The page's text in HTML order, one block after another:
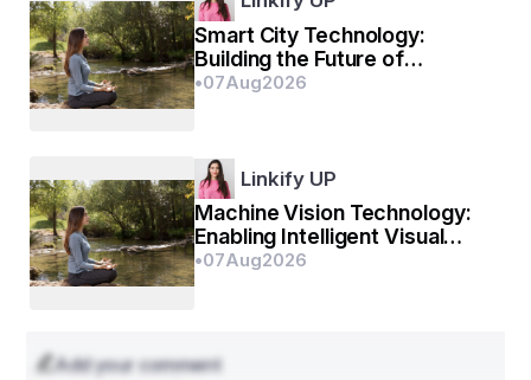
ଆଉଥରେ
ଆଖି କୋଣରୁ ଜକେଇଥିବା
ଅମାନିଆ ଦୁଇ ବୁନ୍ଦା ଲୁହ ପୋଛିଲି
ମନରେ ଚାପି ରଖିଲି
Smart City Technology:
Building the Future of
Intelligent Urban Living
•07Aug2026
Linkify UP
Machine Vision Technology:
Enabling Intelligent Visual
Understanding for Modern
•07Aug2026
Add your comment